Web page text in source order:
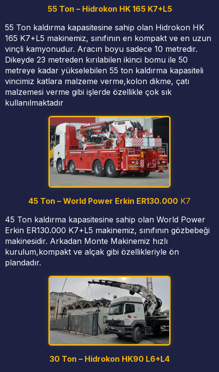
55 Ton – Hidrokon HK 165 K7+L5
55 Ton kaldırma kapasitesine sahip olan Hidrokon HK
165 K7+L5 makinemiz, sınıfının en kompakt ve en uzun
vinçli kamyonudur. Aracın boyu sadece 10 metredir.
Dikeyde 23 metreden kırılabilen ikinci bomu ile 50
metreye kadar yükselebilen 55 ton kaldırma kapasiteli
vincimiz katlara malzeme verme,kolon dikme, çatı
malzemesi verme gibi işlerde özellikle çok sık
kullanılmaktadır
45 Ton – World Power Erkin ER130.000 K7
45 Ton kaldırma kapasitesine sahip olan World Power
Erkin ER130.000 K7+L5 makinemiz, sınıfının gözbebeği
makinesidir. Arkadan Monte Makinemiz hızlı
kurulum,kompakt ve alçak gibi özellikleriyle ön
plandadır.
30 Ton – Hidrokon HK90 L6+L4